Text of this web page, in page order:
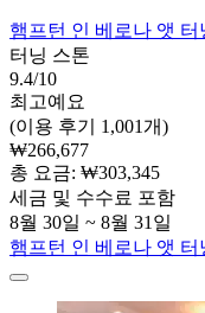
햄프턴 인 베로나 앳 터
터닝 스톤
9.4/10
최고예요
(이용 후기 1,001개)
₩266,677
총 요금: ₩303,345
세금 및 수수료 포함
8월 30일 ~ 8월 31일
햄프턴 인 베로나 앳 터